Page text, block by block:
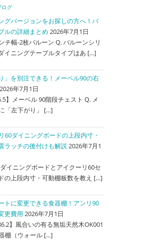
ログ
グバージョンをお探しの方へ！バ
ルの詳細まとめ 2026年7月1日
チ幅-2枚バルーン Q. バルーンシリ
イニングテーブルタイプはあ […]
」を別注できる！メーベル90の右
2026年7月1日
】メーベル 90階段チェスト Q. メ
「左下がり」 […]
60ダイニングボードの上段内寸・
ラッチの後付けも解説 2026年7月1
イニングボードとアイクーリ60セ
の上段内寸・可動棚板数を教え […]
トに変更できる食器棚！アンリ90
更費用 2026年7月1日
】風合いの有る無垢天然木OK001
棚（ウォール […]